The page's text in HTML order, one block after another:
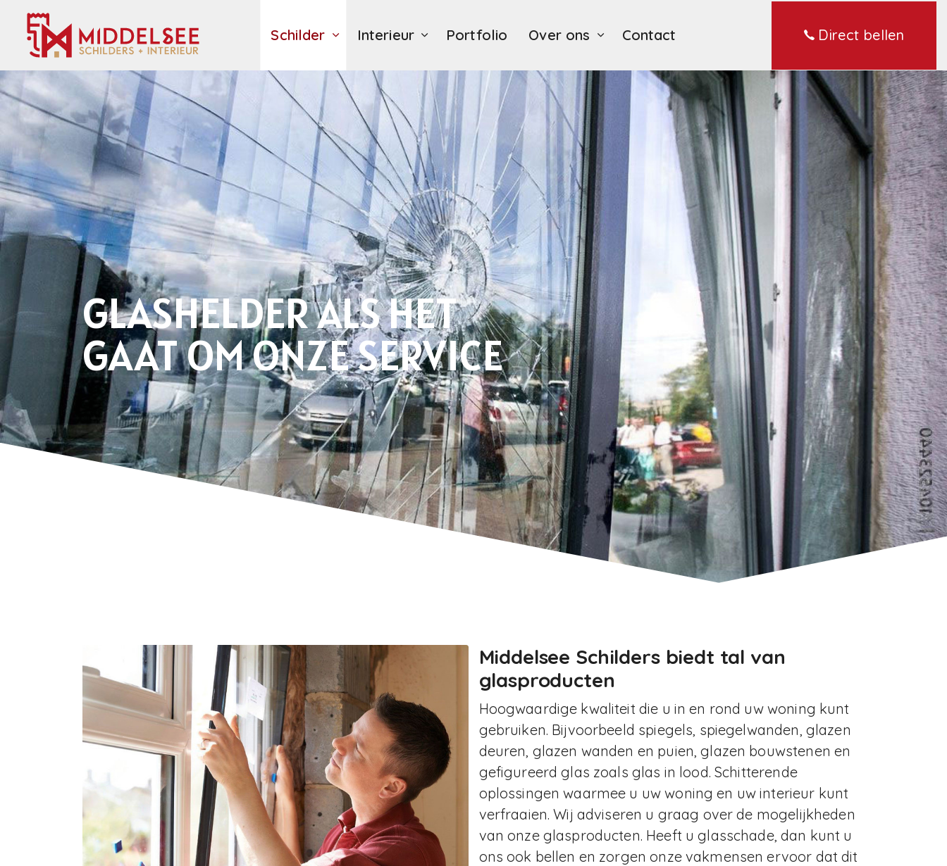
Schilder
Interieur Portfolio Over ons Contact Direct bellen
GLASHELDER ALS HET
GAAT OM ONZE SERVICE
Middelsee Schilders biedt tal van
glasproducten
Hoogwaardige kwaliteit die u in en rond uw woning kunt
gebruiken. Bijvoorbeeld spiegels, spiegelwanden, glazen
deuren, glazen wanden en puien, glazen bouwstenen en
gefigureerd glas zoals glas in lood. Schitterende
oplossingen waarmee u uw woning en uw interieur kunt
verfraaien. Wij adviseren u graag over de mogelijkheden
van onze glasproducten. Heeft u glasschade, dan kunt u
ons ook bellen en zorgen onze vakmensen ervoor dat dit